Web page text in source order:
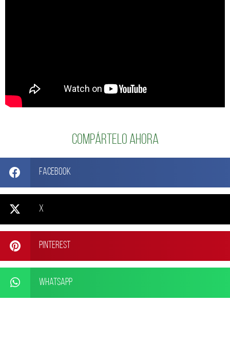
Compártelo ahora
Facebook
X
Pinterest
WhatsApp